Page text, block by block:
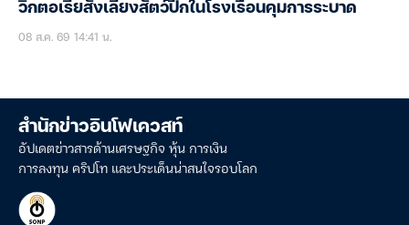
วิกตอเรียสั่งเลี้ยงสัตว์ปีกในโรงเรือนคุมการระบาด
08 ส.ค. 69 14:41 น.
สำนักข่าวอินโฟเควสท์
อัปเดตข่าวสารด้านเศรษฐกิจ หุ้น การเงิน
การลงทุน คริปโท และประเด็นน่าสนใจรอบโลก